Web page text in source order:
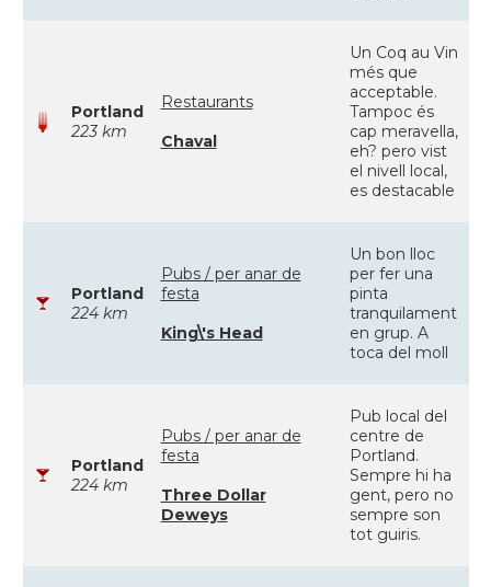
Portland
223 km
Restaurants
Chaval
Un Coq au Vin
més que
acceptable.
Tampoc és
cap meravella,
eh? pero vist
el nivell local,
es destacable
Portland
224 km
Pubs / per anar de
festa
King\'s Head
Un bon lloc
per fer una
pinta
tranquilament
en grup. A
toca del moll
Portland
224 km
Pubs / per anar de
festa
Three Dollar
Deweys
Pub local del
centre de
Portland.
Sempre hi ha
gent, pero no
sempre son
tot guiris.